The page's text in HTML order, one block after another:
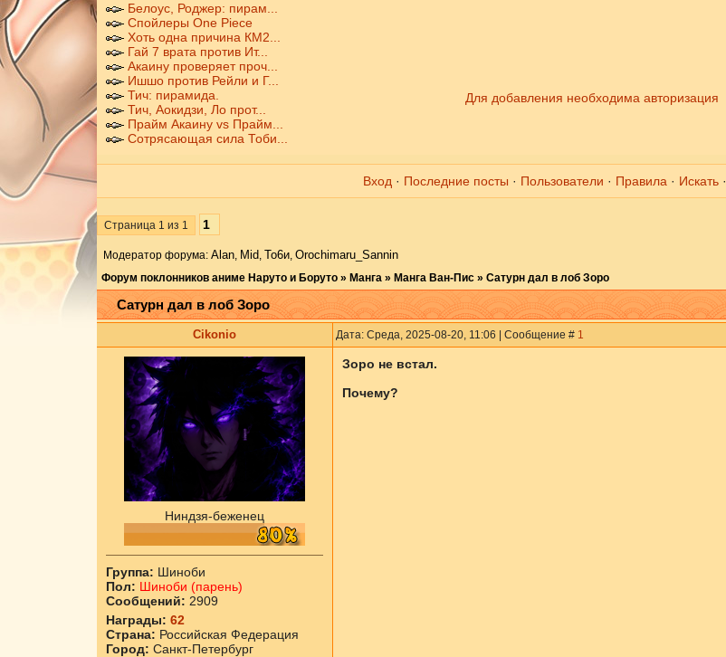
Белоус, Роджер: пирам...
Спойлеры One Piece
Хоть одна причина КМ2...
Гай 7 врата против Ит...
Акаину проверяет проч...
Ишшо против Рейли и Г...
Тич: пирамида.
Тич, Аокидзи, Ло прот...
Прайм Акаину vs Прайм...
Сотрясающая сила Тоби...
Для добавления необходима авторизация
Вход · Последние посты · Пользователи · Правила · Искать·
Страница 1 из 1 1
Модератор форума: Аlаn, Mid, То6и, Orochimaru_Sannin
Форум поклонников аниме Наруто и Боруто » Манга » Манга Ван-Пис » Сатурн дал в лоб Зоро
Сатурн дал в лоб Зоро
Cikоnio Дата: Среда, 2025-08-20, 11:06 | Сообщение # 1
Ниндзя-беженец
Группа: Шиноби
Пол: Шиноби (парень)
Сообщений: 2909
Награды: 62
Страна: Российская Федерация
Город: Санкт-Петербург
Зоро не встал.
Почему?